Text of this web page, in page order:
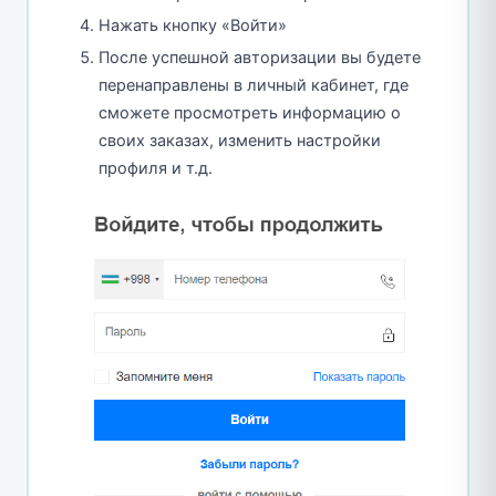
Нажать кнопку «Войти»
После успешной авторизации вы будете
перенаправлены в личный кабинет, где
сможете просмотреть информацию о
своих заказах, изменить настройки
профиля и т.д.